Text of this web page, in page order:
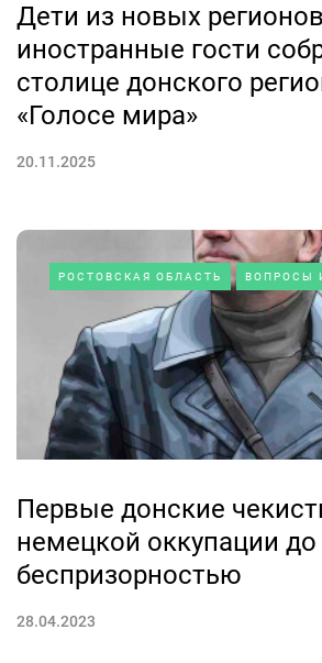
Дети из новых
иностранные гости
столице донского
«Голосе мира»
20.11.2025
РОСТОВСКАЯ ОБЛАСТЬ ВОПРОСЫ
Первые донские
немецкой оккупации
беспризорностью
28.04.2023